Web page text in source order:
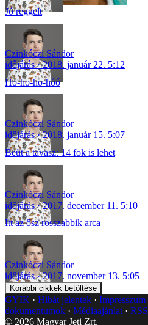
Jó reggelt
Czinkóczi Sándor
időjárás
2018. január 22. 5:12
Ho-ho-ho-hóó
Czinkóczi Sándor
időjárás
2018. január 15. 5:07
Beüt a tavasz: 14 fok is lehet
Czinkóczi Sándor
időjárás
2017. december 11. 5:10
Itt az ősz rosszabbik arca
Czinkóczi Sándor
időjárás
2017. november 13. 5:05
Korábbi cikkek betöltése
GYIK Hibát jelentek Impresszum
dokumentumok
Médiaajánlat RSS
© 2026 Magyar Jeti Zrt.